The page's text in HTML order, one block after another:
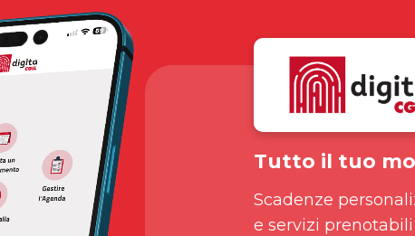
Tutto il tuo
Scadenze
e servizi